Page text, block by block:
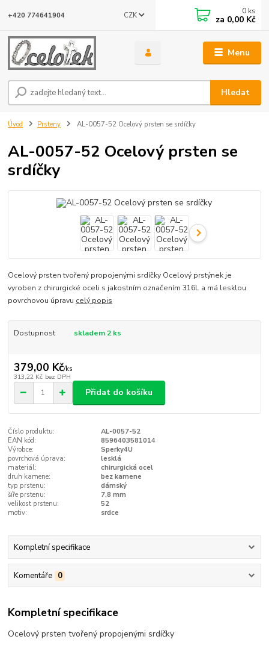
Menu
CZK
Hledat
+420 774641904 0 ks
za 0,00 Kč
Úvod Prsteny AL-0057-52 Ocelový prsten se srdíčky
AL-0057-52 Ocelový prsten se
srdíčky
Ocelový prsten tvořený propojenými srdíčky Ocelový prstýnek je
vyroben z chirurgické oceli s jakostním označením 316L a má lesklou
povrchovou úpravu celý popis
Dostupnost skladem 2 ks
379,00 Kč/ks
313,22 Kč bez DPH
Přidat do košíku
Číslo produktu:
AL-0057-52
EAN kód:
8596403581014
Výrobce:
Sperky4U
povrchová úprava:
lesklá
materiál:
chirurgická ocel
druh kamene:
bez kamene
typ prstenu:
dámský
šíře prstenu:
7,8 mm
velikost prstenu:
52
motiv:
srdce
Kompletní specifikace
Komentáře 0
Kompletní specifikace
Ocelový prsten tvořený propojenými srdíčky